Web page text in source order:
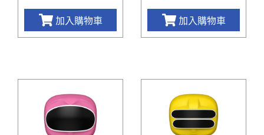
加入購物車 加入購物車